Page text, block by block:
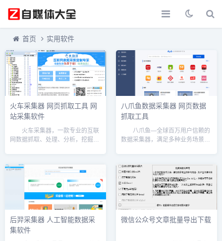
首页 实用软件
火车采集器 网页抓取工具 网
站采集软件
火车采集器，一款专业的互联
网数据抓取、处理、分析，挖掘软
的分析处理，准确挖掘出所需数
据。火车采集器历经十二年的升级
更新，积累了大量用户和...
八爪鱼数据采集器 网页数据
抓取工具
八爪鱼—全球百万用户信赖的
数据采集器，满足多种业务场景，
研究等多种身份职业。 简单来
讲，使用八爪鱼可以非常容易的从
任何网页精确采集你需要...
后羿采集器 人工智能数据采
集软件
微信公众号文章批量导出下载